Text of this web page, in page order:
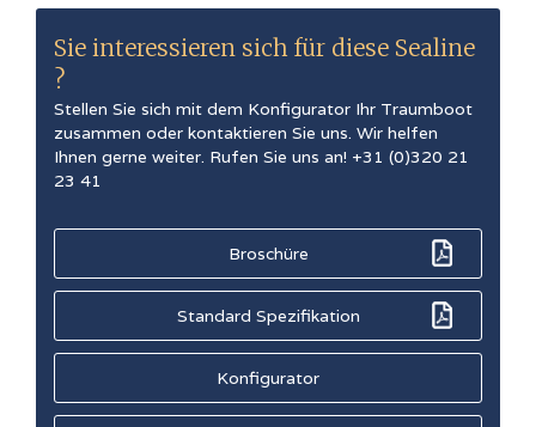
Sie interessieren sich für diese Sealine
?
Stellen Sie sich mit dem Konfigurator Ihr Traumboot
zusammen oder kontaktieren Sie uns. Wir helfen
Ihnen gerne weiter. Rufen Sie uns an! +31 (0)320 21
23 41
Broschüre
Standard Spezifikation
Konfigurator